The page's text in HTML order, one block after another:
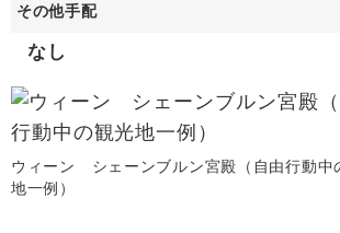
その他手配
なし
ウィーン シェーンブルン宮殿（自由行動中
地一例）